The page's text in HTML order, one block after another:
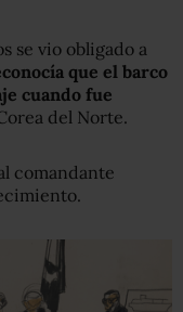
se vio obligado a
que el barco
cuando fue
del Norte.
comandante